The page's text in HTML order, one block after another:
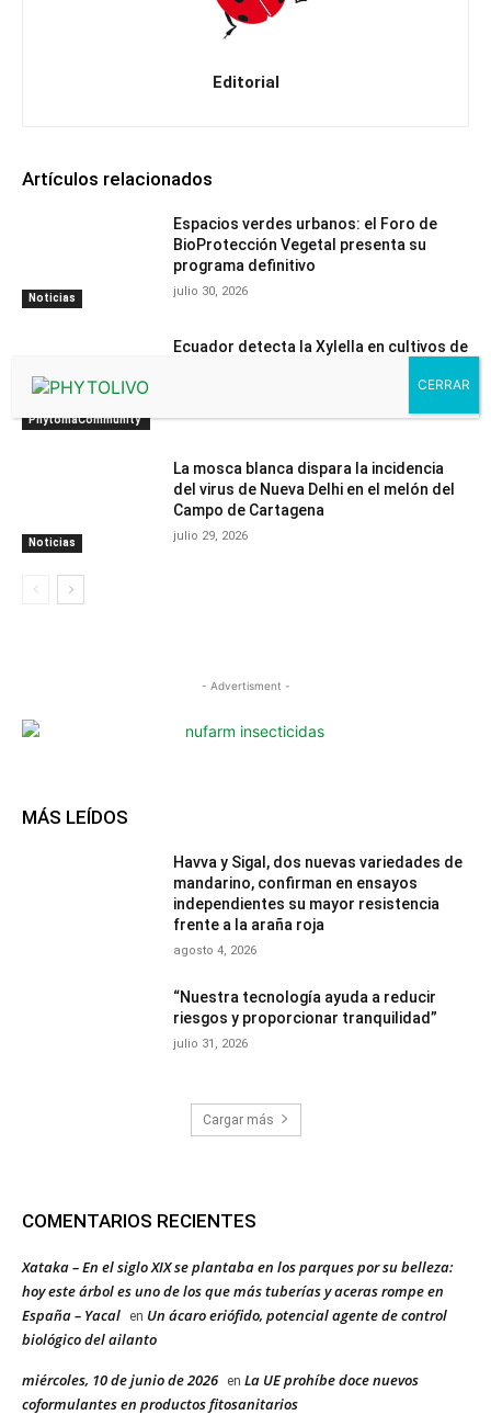
Editorial
Artículos relacionados
Noticias
Espacios verdes urbanos: el Foro de
BioProtección Vegetal presenta su
programa definitivo
julio 30, 2026
PhytomaCommunity
Ecuador detecta la Xylella en cultivos de
Noticias
La mosca blanca dispara la incidencia
del virus de Nueva Delhi en el melón del
Campo de Cartagena
julio 29, 2026
- Advertisment -
MÁS LEÍDOS
Havva y Sigal, dos nuevas variedades de
mandarino, confirman en ensayos
independientes su mayor resistencia
frente a la araña roja
agosto 4, 2026
“Nuestra tecnología ayuda a reducir
riesgos y proporcionar tranquilidad”
julio 31, 2026
Cargar más
COMENTARIOS RECIENTES
Xataka – En el siglo XIX se plantaba en los parques por su belleza:
hoy este árbol es uno de los que más tuberías y aceras rompe en
España – Yacal
en Un ácaro eriófido, potencial agente de control
biológico del ailanto
miércoles, 10 de junio de 2026 en La UE prohíbe doce nuevos
coformulantes en productos fitosanitarios